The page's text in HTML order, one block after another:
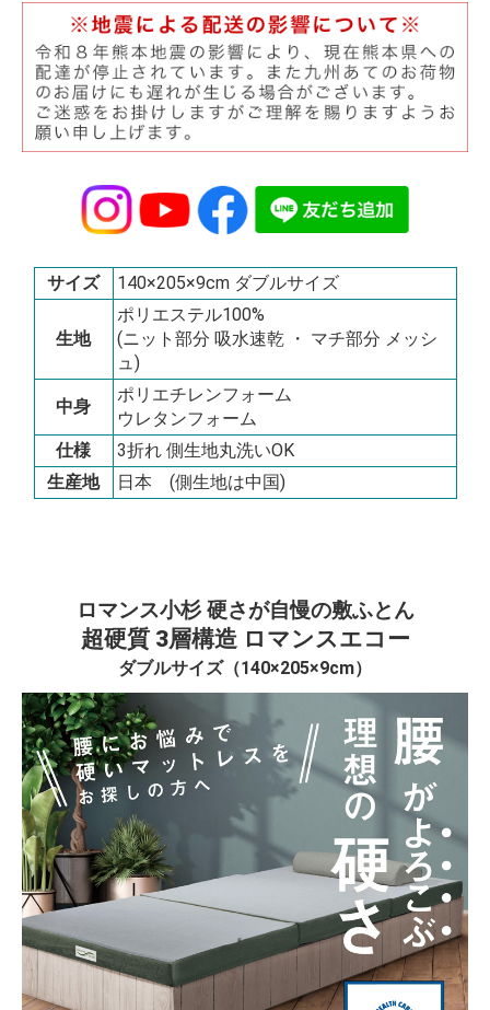
サイズ 140×205×9cm ダブルサイズ
生地
ポリエステル100%
(ニット部分 吸水速乾 ・ マチ部分 メッシ
ュ)
中身
ポリエチレンフォーム
ウレタンフォーム
仕様
3折れ 側生地丸洗いOK
生産地
日本 (側生地は中国)
ロマンス小杉 硬さが自慢の敷ふとん
超硬質 3層構造 ロマンスエコー
ダブルサイズ（140×205×9cm）